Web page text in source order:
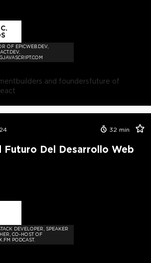
OF EPICWEB.DEV,
builders and foundersfuture of
32 min
Futuro Del Desarrollo Web
DEVELOPER, SPEAKER
CO-HOST OF
PODCAST.